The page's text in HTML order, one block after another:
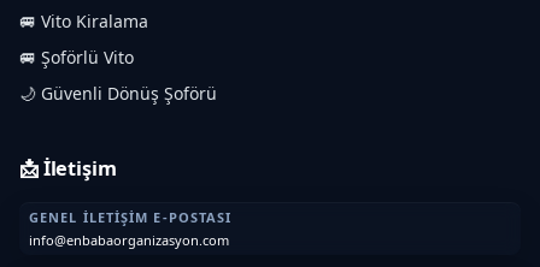
🚐 Vito Kiralama
🚐 Şoförlü Vito
🌙 Güvenli Dönüş Şoförü
📩 İletişim
GENEL İLETIŞIM E-POSTASI
info@enbabaorganizasyon.com